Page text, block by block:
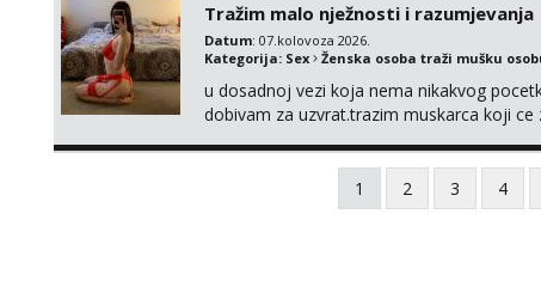
Tražim malo nježnosti i razumjevanja
Datum: 07.kolovoza 2026.
Kategorija: Sex Ženska osoba traži mušku
u dosadnoj vezi koja nema nikakvog
dobivam za uzvrat.trazim muskarca koji
muskarac preuzme kontrolu . javi se :)
1
2 3 4